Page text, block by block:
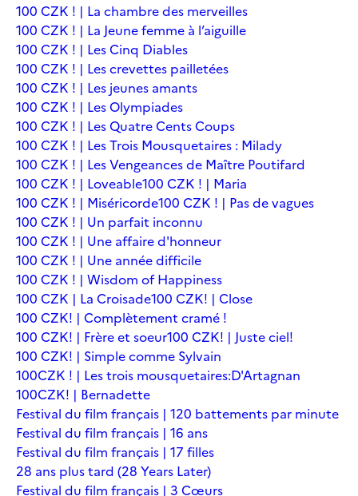
100 CZK ! | La chambre des merveilles
100 CZK ! | La Jeune femme à l’aiguille
100 CZK ! | Les Cinq Diables
100 CZK ! | Les crevettes pailletées
100 CZK ! | Les jeunes amants
100 CZK ! | Les Olympiades
100 CZK ! | Les Quatre Cents Coups
100 CZK ! | Les Trois Mousquetaires : Milady
100 CZK ! | Les Vengeances de Maître Poutifard
100 CZK ! | Loveable100 CZK ! | Maria
100 CZK ! | Miséricorde100 CZK ! | Pas de vagues
100 CZK ! | Un parfait inconnu
100 CZK ! | Une affaire d'honneur
100 CZK ! | Une année difficile
100 CZK ! | Wisdom of Happiness
100 CZK | La Croisade100 CZK! | Close
100 CZK! | Complètement cramé !
100 CZK! | Frère et soeur100 CZK! | Juste ciel!
100 CZK! | Simple comme Sylvain
100CZK ! | Les trois mousquetaires:D'Artagnan
100CZK! | Bernadette
Festival du film français | 120 battements par minute
Festival du film français | 16 ans
Festival du film français | 17 filles
28 ans plus tard (28 Years Later)
Festival du film français | 3 Cœurs